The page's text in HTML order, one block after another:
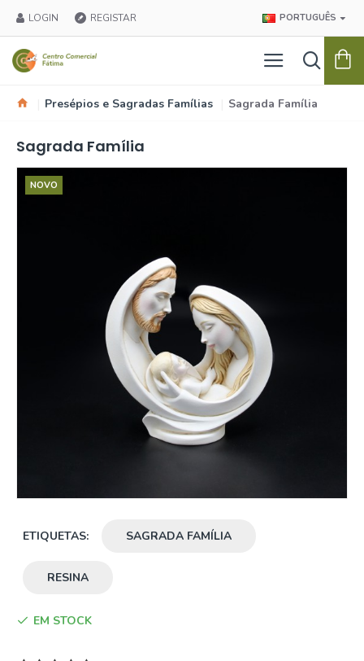
LOGIN REGISTAR PORTUGUÊS
Presépios e Sagradas Famílias Sagrada Família
Sagrada Família
NOVO
ETIQUETAS: SAGRADA FAMÍLIA
RESINA
EM STOCK